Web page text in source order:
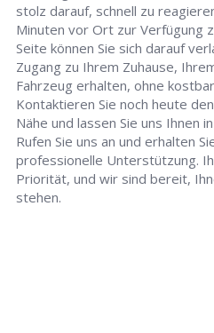
stolz darauf, schnell zu
Minuten vor Ort zur Verfügung
Seite können Sie sich darauf
Zugang zu Ihrem Zuhause,
Fahrzeug erhalten, ohne
Kontaktieren Sie noch heute
Nähe und lassen Sie uns Ihnen
Rufen Sie uns an und erhalten
professionelle Unterstützung.
Priorität, und wir sind bereit,
stehen.